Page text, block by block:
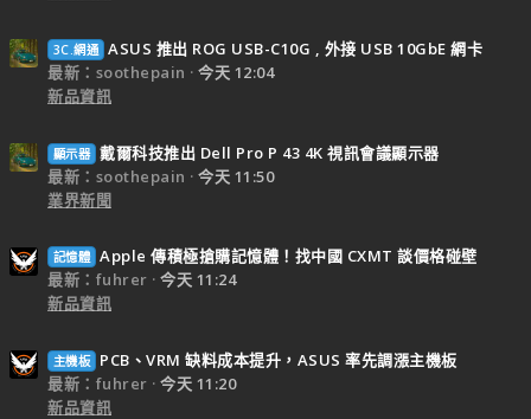
3C.網通 ASUS 推出 ROG USB-C10G , 外接 USB 10GbE 網卡
最新：soothepain
今天 12:04
新品資訊
顯示器 戴爾科技推出 Dell Pro P 43 4K 視訊會議顯示器
最新：soothepain
今天 11:50
業界新聞
記憶體 Apple 傳積極搶購記憶體！找中國 CXMT 談價格碰壁
最新：fuhrer
今天 11:24
新品資訊
主機板
PCB、VRM 缺料成本提升，ASUS 率先調漲主機板
最新：fuhrer
今天 11:20
新品資訊